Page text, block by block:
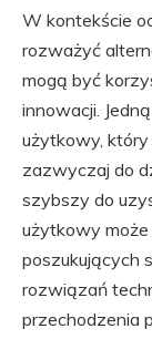
W kontekście
rozważyć
mogą być
innowacji.
użytkowy,
zazwyczaj do
szybszy do
użytkowy
poszukujących
rozwiązań
przechodzenia